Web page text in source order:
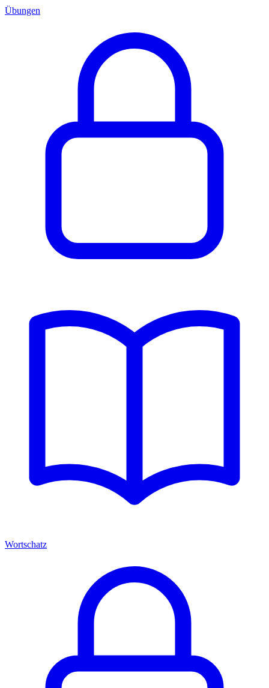
Übungen
Wortschatz